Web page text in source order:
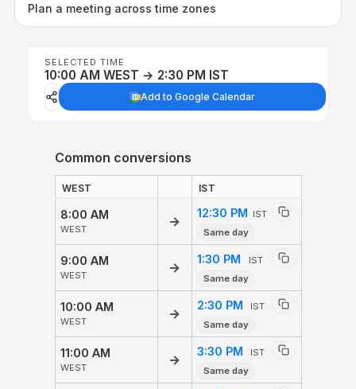
Plan a meeting across time zones
SELECTED TIME
10:00 AM WEST → 2:30 PM IST
Add to Google Calendar
Common conversions
WEST IST
8:00 AM
WEST
→
12:30 PM IST
Same day
9:00 AM
WEST
→
1:30 PM
IST
Same day
10:00 AM
WEST
→
2:30 PM
IST
Same day
11:00 AM
WEST
→
3:30 PM
IST
Same day